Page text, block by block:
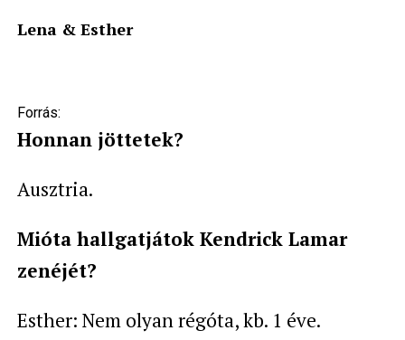
Lena & Esther
Forrás:
Honnan jöttetek?
Ausztria.
Mióta hallgatjátok Kendrick Lamar
zenéjét?
Esther: Nem olyan régóta, kb. 1 éve.